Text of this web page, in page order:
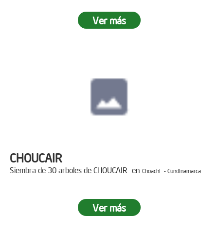
Ver más
CHOUCAIR
Siembra de 30 arboles de CHOUCAIR en Choachi - Cundinamarca
Ver más